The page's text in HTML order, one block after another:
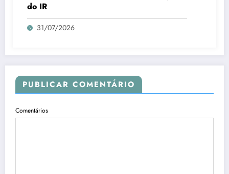
do IR
31/07/2026
PUBLICAR COMENTÁRIO
Comentários